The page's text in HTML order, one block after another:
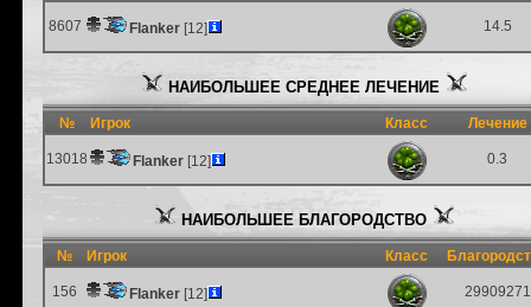
8607 Flanker [12] 14.5
НАИБОЛЬШЕЕ СРЕДНЕЕ ЛЕЧЕНИЕ
№ Игрок Класс Лечение
13018 Flanker [12] 0.3
НАИБОЛЬШЕЕ БЛАГОРОДСТВО
№ Игрок Класс
156 Flanker [12] 29909271